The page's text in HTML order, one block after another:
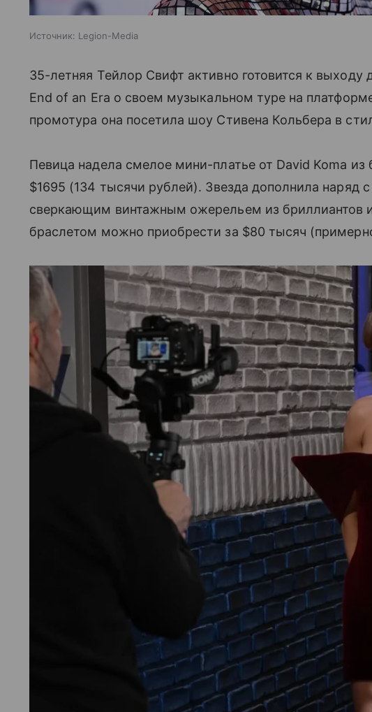
Источник: Legion-Media
35-летняя Тейлор Свифт активно готовится к выходу
End of an Era о своем музыкальном туре на
промотура она посетила шоу Стивена Кольбера в
Певица надела смелое мини-платье от David Koma из
$1695 (134 тысячи рублей). Звезда дополнила наряд
сверкающим винтажным ожерельем из бриллиантов
браслетом можно приобрести за $80 тысяч